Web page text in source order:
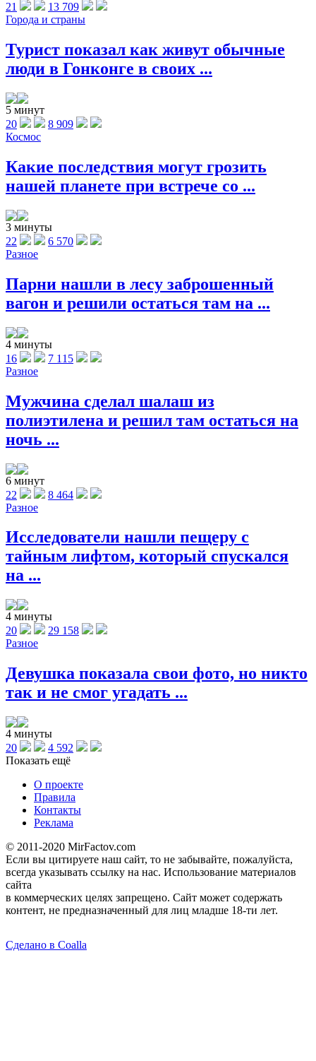
21
13 709
Города и страны
Турист показал как живут обычные
люди в Гонконге в своих ...
5 минут
20
8 909
Космос
Какие последствия могут грозить
нашей планете при встрече со ...
3 минуты
22
6 570
Разное
Парни нашли в лесу заброшенный
вагон и решили остаться там на ...
4 минуты
16
7 115
Разное
Мужчина сделал шалаш из
полиэтилена и решил там остаться на
ночь ...
6 минут
22
8 464
Разное
Исследователи нашли пещеру с
тайным лифтом, который спускался
на ...
4 минуты
20
29 158
Разное
Девушка показала свои фото, но никто
так и не смог угадать ...
4 минуты
20
4 592
Показать ещё
О проекте
Правила
Контакты
Реклама
© 2011-2020 MirFactov.com
Если вы цитируете наш сайт, то не забывайте, пожалуйста,
всегда указывать ссылку на нас. Использование материалов
сайта
в коммерческих целях запрещено. Сайт может содержать
контент, не предназначенный для лиц младше 18-ти лет.
Сделано в Coalla